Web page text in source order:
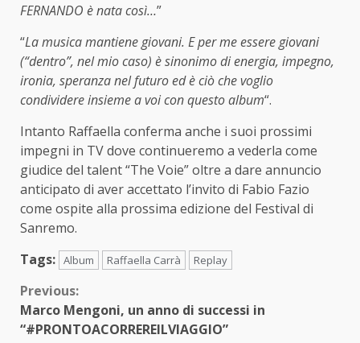
FERNANDO è nata così…”
“La musica mantiene giovani. E per me essere giovani
(“dentro”, nel mio caso) è sinonimo di energia, impegno,
ironia, speranza nel futuro ed è ciò che voglio
condividere insieme a voi con questo album“.
Intanto Raffaella conferma anche i suoi prossimi
impegni in TV dove continueremo a vederla come
giudice del talent “The Voie” oltre a dare annuncio
anticipato di aver accettato l’invito di Fabio Fazio
come ospite alla prossima edizione del Festival di
Sanremo.
Tags: Album Raffaella Carrà Replay
Continue
Reading
Previous:
Marco Mengoni, un anno di successi in
“#PRONTOACORREREILVIAGGIO”